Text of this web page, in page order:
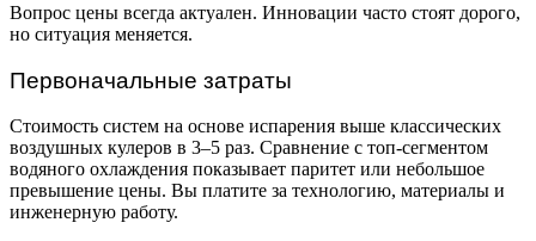
Вопрос цены всегда актуален. Инновации часто стоят дорого,
но ситуация меняется.
Первоначальные затраты
Стоимость систем на основе испарения выше классических
воздушных кулеров в 3–5 раз. Сравнение с топ-сегментом
водяного охлаждения показывает паритет или небольшое
превышение цены. Вы платите за технологию, материалы и
инженерную работу.